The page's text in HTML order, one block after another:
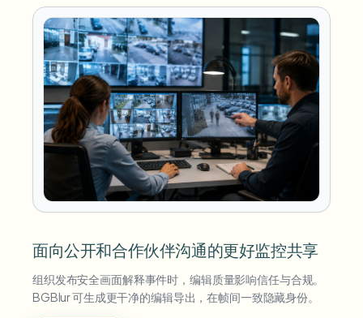
面向公开和合作伙伴沟通的更好监控共享
组织发布安全画面解释事件时，编辑质量影响信任与合规。
BGBlur 可生成更干净的编辑导出，在帧间一致隐藏身份。